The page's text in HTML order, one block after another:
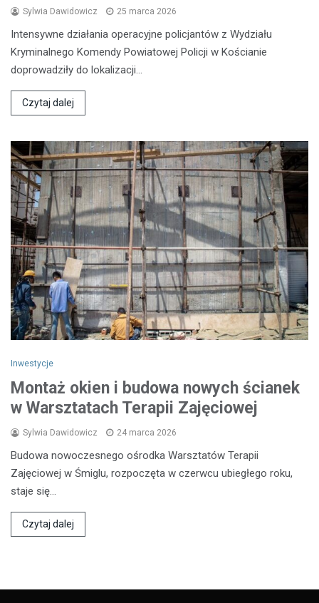
Sylwia Dawidowicz 25 marca 2026
Intensywne działania operacyjne policjantów z Wydziału
Kryminalnego Komendy Powiatowej Policji w Kościanie
doprowadziły do lokalizacji…
Czytaj dalej
Inwestycje
Montaż okien i budowa nowych ścianek
w Warsztatach Terapii Zajęciowej
Sylwia Dawidowicz 24 marca 2026
Budowa nowoczesnego ośrodka Warsztatów Terapii
Zajęciowej w Śmiglu, rozpoczęta w czerwcu ubiegłego roku,
staje się…
Czytaj dalej